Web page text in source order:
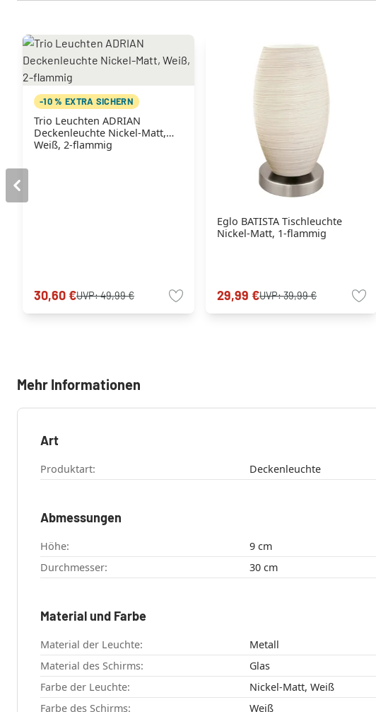
-10 % EXTRA SICHERN
Trio Leuchten ADRIAN
Deckenleuchte Nickel-Matt,
Weiß, 2-flammig
30,60 €UVP:49,99 €
Eglo BATISTA Tischleuchte
Nickel-Matt, 1-flammig
29,99 €UVP:39,99 €
Mehr Informationen
Art
Produktart: Deckenleuchte
Abmessungen
Höhe:
9 cm
Durchmesser:
30 cm
Material und Farbe
Material der Leuchte:
Metall
Material des Schirms:
Glas
Farbe der Leuchte:
Nickel-Matt, Weiß
Farbe des Schirms:
Weiß